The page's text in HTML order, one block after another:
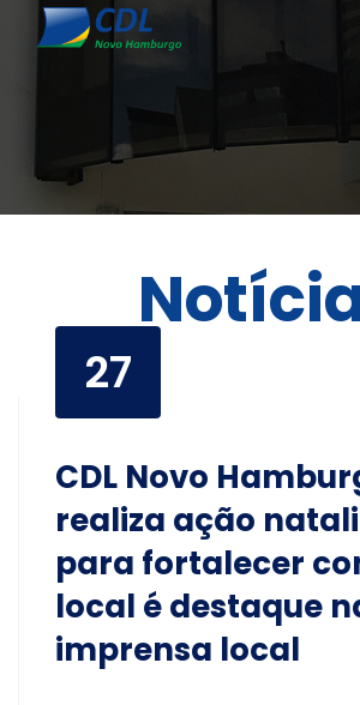
27
CDL Novo
realiza ação
para fortalecer
local é destaque
imprensa local